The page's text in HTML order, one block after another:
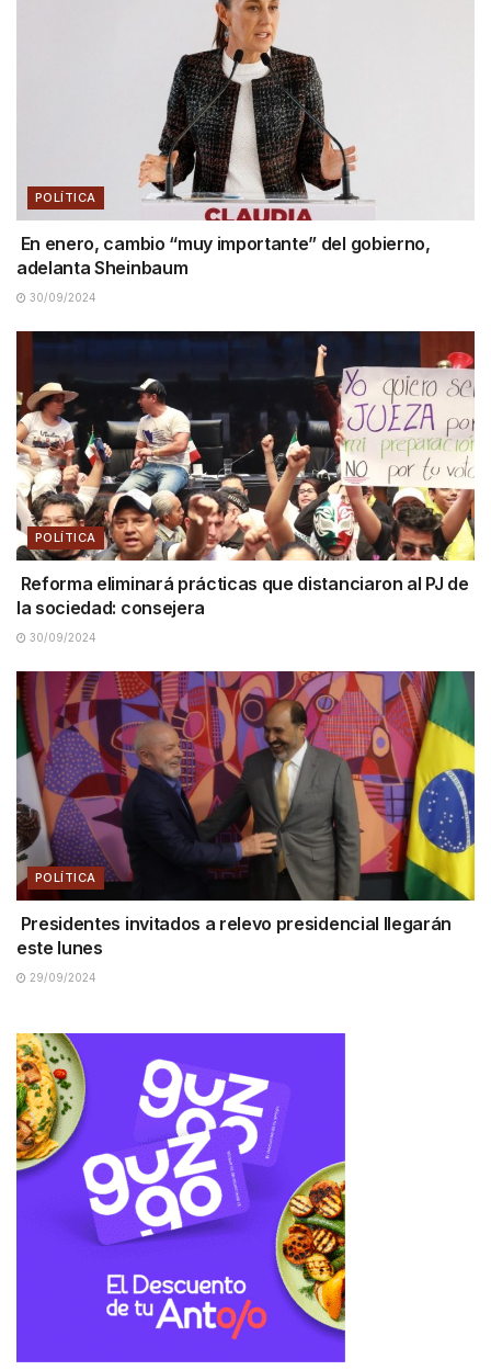
POLÍTICA
En enero, cambio “muy importante” del gobierno,
adelanta Sheinbaum
30/09/2024
POLÍTICA
Reforma eliminará prácticas que distanciaron al PJ de
la sociedad: consejera
30/09/2024
POLÍTICA
Presidentes invitados a relevo presidencial llegarán
este lunes
29/09/2024